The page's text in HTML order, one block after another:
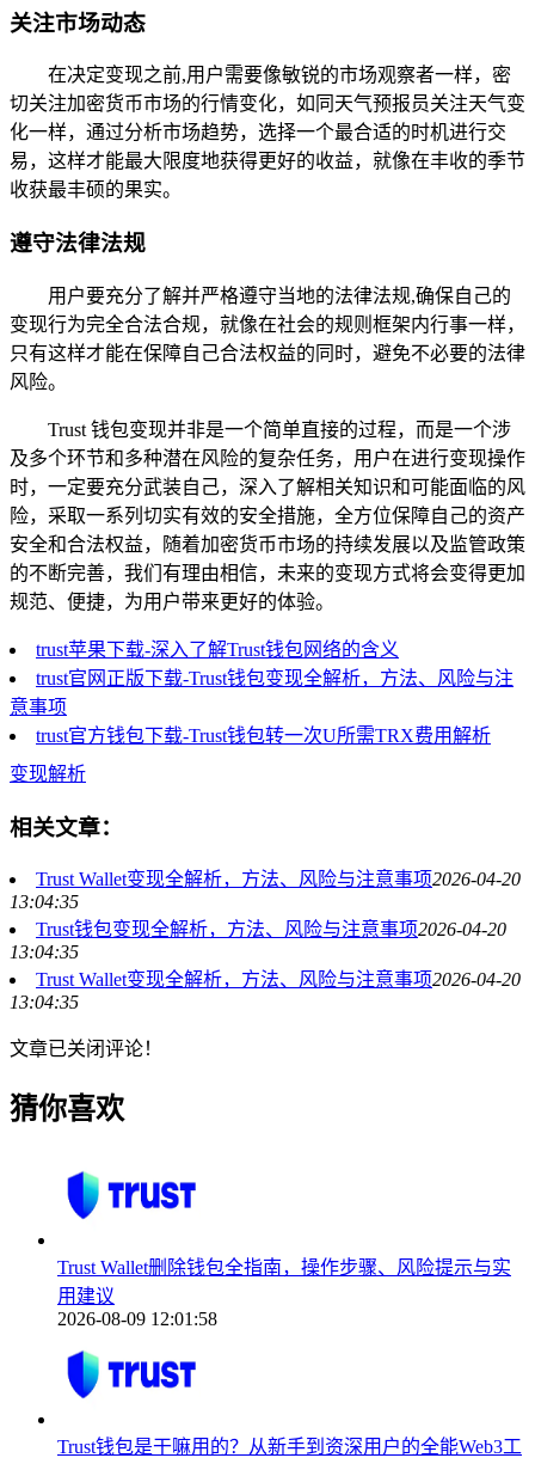
关注市场动态
在决定变现之前,用户需要像敏锐的市场观察者一样，密
切关注加密货币市场的行情变化，如同天气预报员关注天气变
化一样，通过分析市场趋势，选择一个最合适的时机进行交
易，这样才能最大限度地获得更好的收益，就像在丰收的季节
收获最丰硕的果实。
遵守法律法规
用户要充分了解并严格遵守当地的法律法规,确保自己的
变现行为完全合法合规，就像在社会的规则框架内行事一样，
只有这样才能在保障自己合法权益的同时，避免不必要的法律
风险。
Trust 钱包变现并非是一个简单直接的过程，而是一个涉
及多个环节和多种潜在风险的复杂任务，用户在进行变现操作
时，一定要充分武装自己，深入了解相关知识和可能面临的风
险，采取一系列切实有效的安全措施，全方位保障自己的资产
安全和合法权益，随着加密货币市场的持续发展以及监管政策
的不断完善，我们有理由相信，未来的变现方式将会变得更加
规范、便捷，为用户带来更好的体验。
trust苹果下载-深入了解Trust钱包网络的含义
trust官网正版下载-Trust钱包变现全解析，方法、风险与注
意事项
trust官方钱包下载-Trust钱包转一次U所需TRX费用解析
变现解析
相关文章：
Trust Wallet变现全解析，方法、风险与注意事项2026-04-20
13:04:35
Trust钱包变现全解析，方法、风险与注意事项2026-04-20
13:04:35
Trust Wallet变现全解析，方法、风险与注意事项2026-04-20
13:04:35
文章已关闭评论！
猜你喜欢
Trust Wallet删除钱包全指南，操作步骤、风险提示与实
用建议
2026-08-09 12:01:58
Trust钱包是干嘛用的？从新手到资深用户的全能Web3工